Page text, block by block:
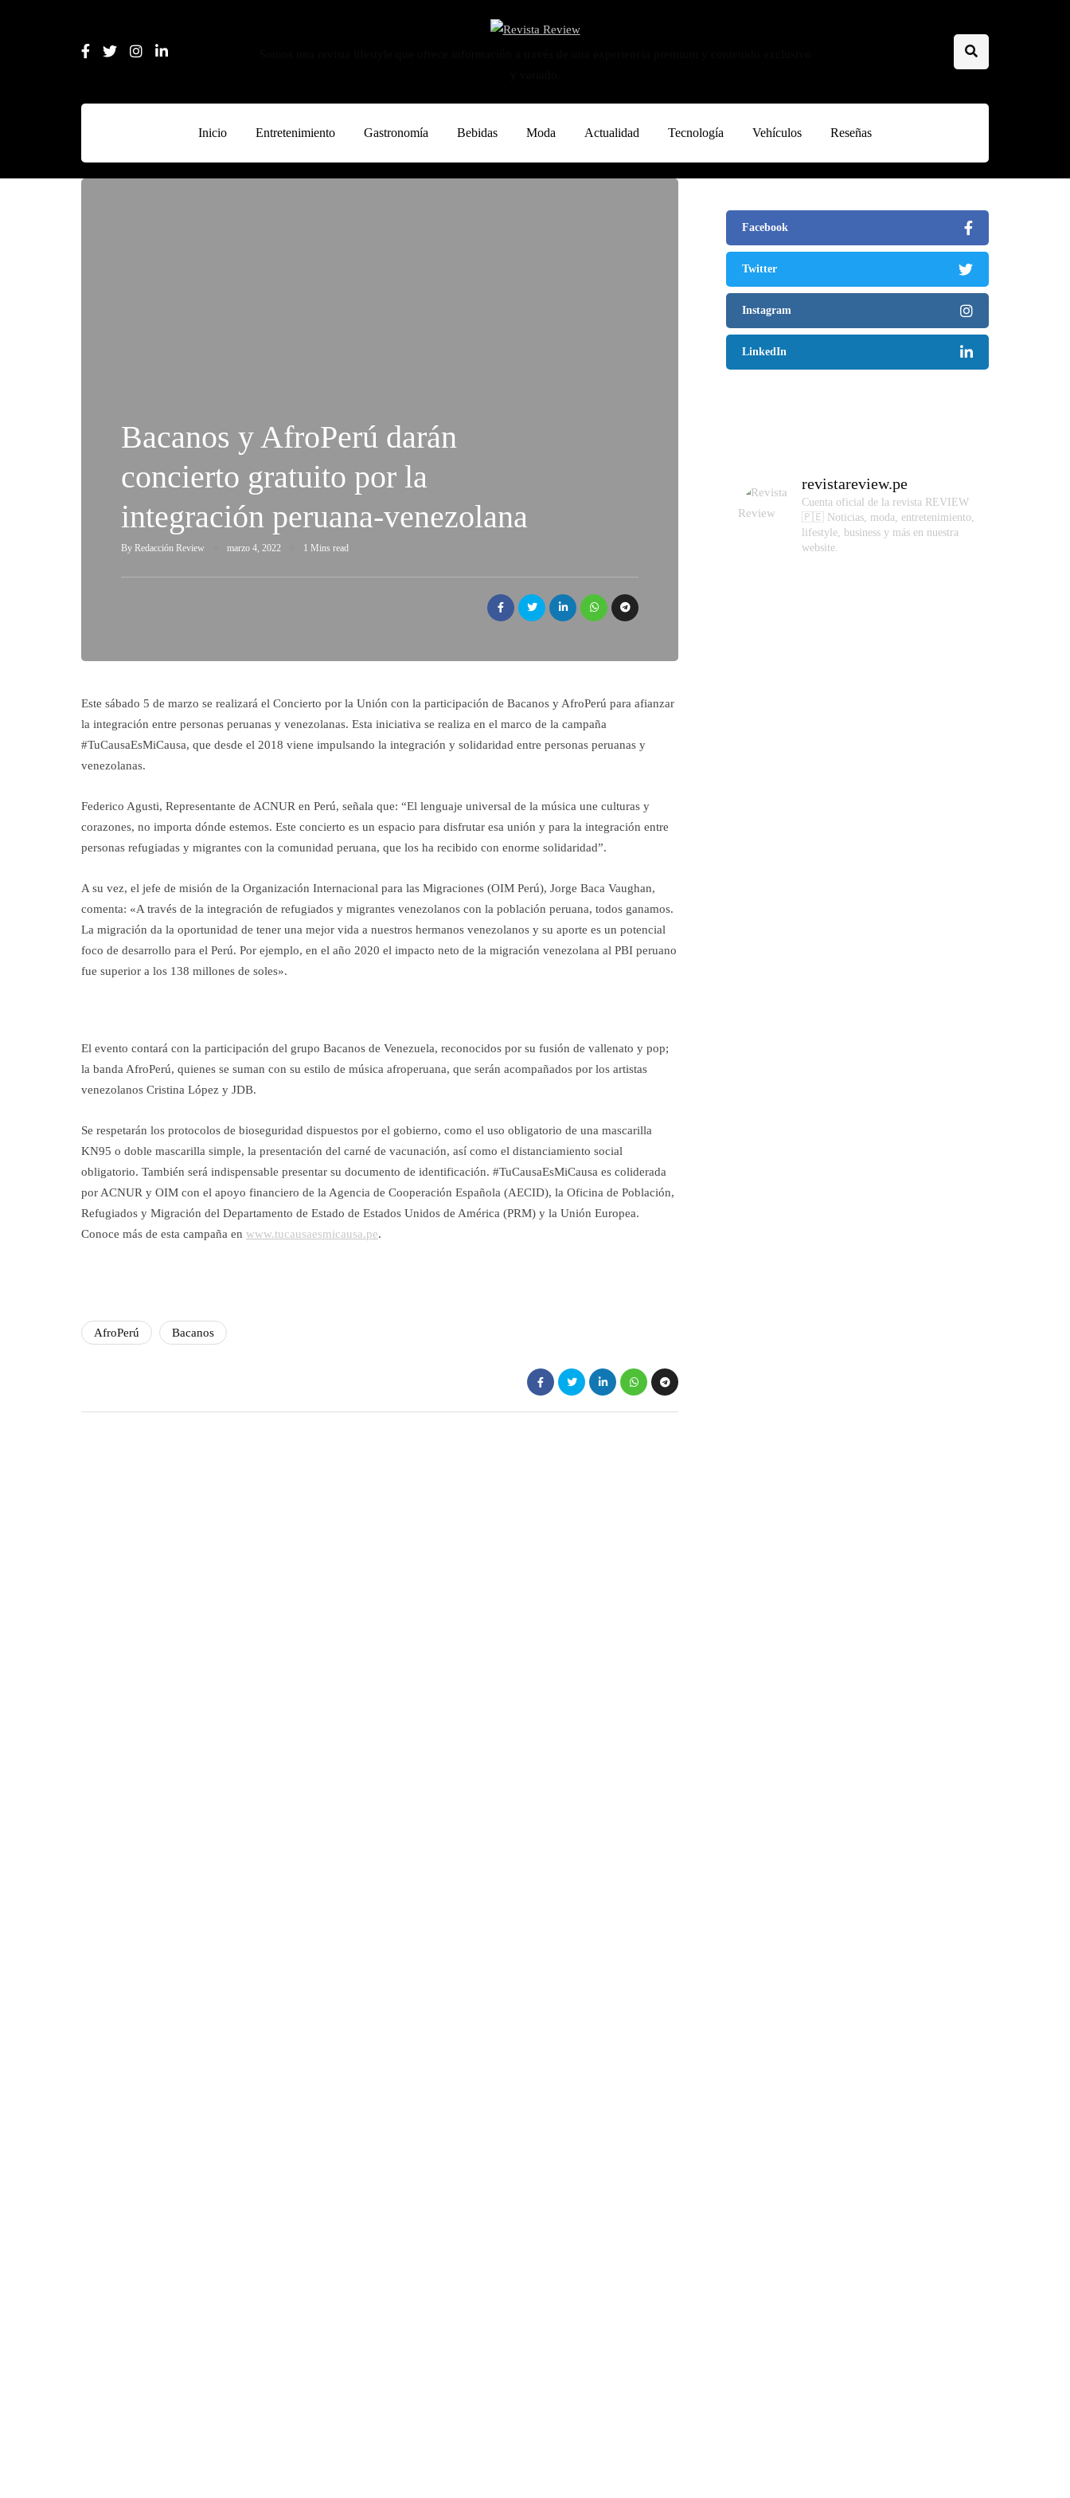
Inicio Entretenimiento Gastronomía Bebidas Moda Actualidad Tecnología Vehículos Reseñas
Bacanos y AfroPerú darán
concierto gratuito por la
integración peruana-venezolana
By Redacción Review marzo 4, 2022 1 Mins read
Este sábado 5 de marzo se realizará el Concierto por la Unión con la participación de Bacanos y AfroPerú para afianzar
la integración entre personas peruanas y venezolanas. Esta iniciativa se realiza en el marco de la campaña
#TuCausaEsMiCausa, que desde el 2018 viene impulsando la integración y solidaridad entre personas peruanas y
venezolanas.
Federico Agusti, Representante de ACNUR en Perú, señala que: “El lenguaje universal de la música une culturas y
corazones, no importa dónde estemos. Este concierto es un espacio para disfrutar esa unión y para la integración entre
personas refugiadas y migrantes con la comunidad peruana, que los ha recibido con enorme solidaridad”.
A su vez, el jefe de misión de la Organización Internacional para las Migraciones (OIM Perú), Jorge Baca Vaughan,
comenta: «A través de la integración de refugiados y migrantes venezolanos con la población peruana, todos ganamos.
La migración da la oportunidad de tener una mejor vida a nuestros hermanos venezolanos y su aporte es un potencial
foco de desarrollo para el Perú. Por ejemplo, en el año 2020 el impacto neto de la migración venezolana al PBI peruano
fue superior a los 138 millones de soles».
El evento contará con la participación del grupo Bacanos de Venezuela, reconocidos por su fusión de vallenato y pop;
la banda AfroPerú, quienes se suman con su estilo de música afroperuana, que serán acompañados por los artistas
venezolanos Cristina López y JDB.
Se respetarán los protocolos de bioseguridad dispuestos por el gobierno, como el uso obligatorio de una mascarilla
KN95 o doble mascarilla simple, la presentación del carné de vacunación, así como el distanciamiento social
obligatorio. También será indispensable presentar su documento de identificación. #TuCausaEsMiCausa es coliderada
por ACNUR y OIM con el apoyo financiero de la Agencia de Cooperación Española (AECID), la Oficina de Población,
Refugiados y Migración del Departamento de Estado de Estados Unidos de América (PRM) y la Unión Europea.
Conoce más de esta campaña en www.tucausaesmicausa.pe.
AfroPerú Bacanos
Facebook
Twitter
Instagram
LinkedIn
revistareview.pe
Cuenta oficial de la revista REVIEW
🇵🇪 Noticias, moda, entretenimiento,
lifestyle, business y más en nuestra
website.